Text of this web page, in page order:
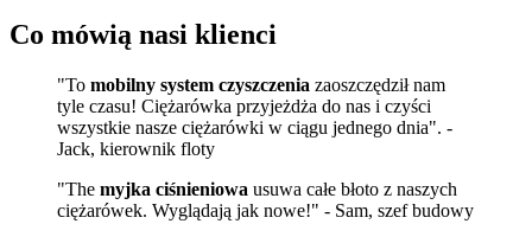
Co mówią nasi klienci
"To mobilny system czyszczenia zaoszczędził nam
tyle czasu! Ciężarówka przyjeżdża do nas i czyści
wszystkie nasze ciężarówki w ciągu jednego dnia". -
Jack, kierownik floty
"The myjka ciśnieniowa usuwa całe błoto z naszych
ciężarówek. Wyglądają jak nowe!" - Sam, szef budowy